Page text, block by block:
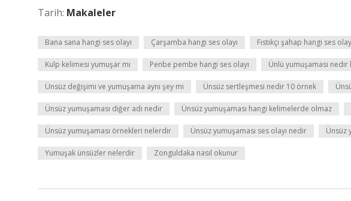
Tarih: Makaleler
Bana sana hangi ses olayı Çarşamba hangi ses olayı Fıstıkçı şahap hangi ses
Kulp kelimesi yumuşar mı Penbe pembe hangi ses olayı Ünlü yumuşaması nedir
Ünsüz değişimi ve yumuşama aynı şey mi Ünsüz sertleşmesi nedir 10 örnek
Ünsüz yumuşaması diğer adı nedir Ünsüz yumuşaması hangi kelimelerde olmaz
Ünsüz yumuşaması örnekleri nelerdir Ünsüz yumuşaması ses olayı nedir Ünsüz
Yumuşak ünsüzler nelerdir Zonguldaka nasıl okunur